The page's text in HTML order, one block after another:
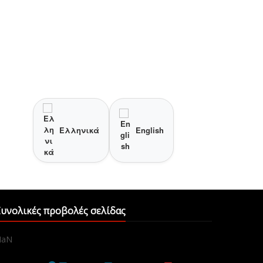
Ελληνικά English
προβολές σελίδας